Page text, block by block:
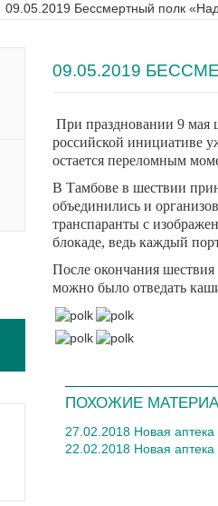
09.05.2019 Бессмертный полк
09.05.2019
При праздновании 9 мая
российской инициативе
остается переломным
В Тамбове в шествии
объединились и
транспаранты с
блокаде, ведь каждый
После окончания
можно было отведать
ПОХОЖИЕ
27.02.2018 Новая
22.02.2018 Новая